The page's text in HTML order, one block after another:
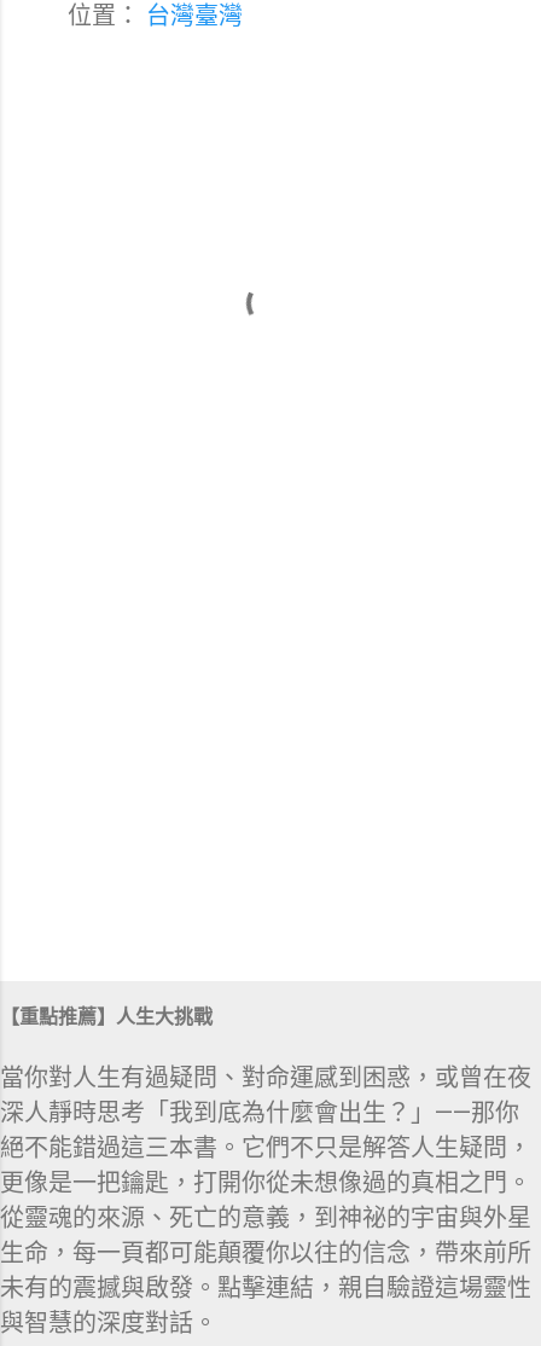
位置： 台灣臺灣
【重點推薦】人生大挑戰
當你對人生有過疑問、對命運感到困惑，或曾在夜
深人靜時思考「我到底為什麼會出生？」——那你
絕不能錯過這三本書。它們不只是解答人生疑問，
更像是一把鑰匙，打開你從未想像過的真相之門。
從靈魂的來源、死亡的意義，到神祕的宇宙與外星
生命，每一頁都可能顛覆你以往的信念，帶來前所
未有的震撼與啟發。點擊連結，親自驗證這場靈性
與智慧的深度對話。